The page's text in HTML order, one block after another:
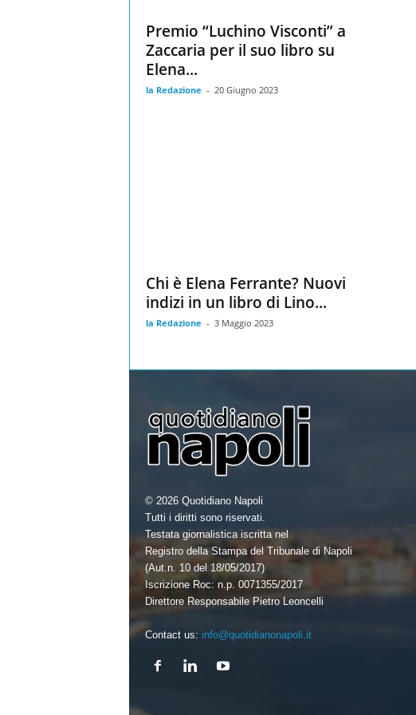
Premio “Luchino Visconti” a
Zaccaria per il suo libro su
Elena...
la Redazione - 20 Giugno 2023
Chi è Elena Ferrante? Nuovi
indizi in un libro di Lino...
la Redazione - 3 Maggio 2023
© 2026 Quotidiano Napoli
Tutti i diritti sono riservati.
Testata giornalistica iscritta nel
Registro della Stampa del Tribunale di Napoli
(Aut.n. 10 del 18/05/2017)
Iscrizione Roc: n.p. 0071355/2017
Direttore Responsabile Pietro Leoncelli
Contact us: info@quotidianonapoli.it